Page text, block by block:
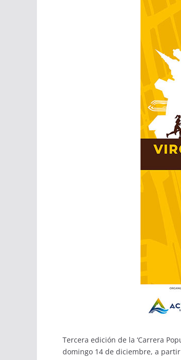
Tercera edición de la ‘Carrera
domingo 14 de diciembre, a